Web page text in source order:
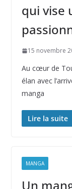
qui vise
15 novembre
Au cœur de
élan avec
manga
Lire la suite
MANGA
Un